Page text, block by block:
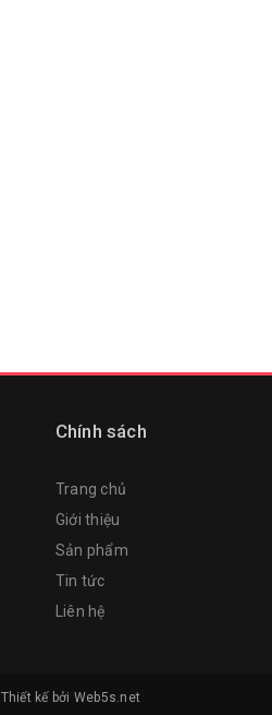
Chính sách
Trang chủ
Giới thiệu
Sản phẩm
Tin tức
Liên hệ
Thiết kế bởi Web5s.net